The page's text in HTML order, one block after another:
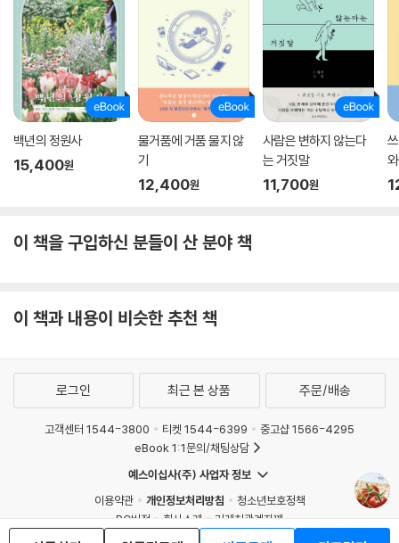
백년의 정원사
15,400원
물거품에 거품 물지 않
기
12,400원
사람은 변하지 않는다
는 거짓말
11,700원
이 책을 구입하신 분들이 산 분야 책
이 책과 내용이 비슷한 추천 책
로그인 최근 본 상품 주문/배송
고객센터 1544-3800 티켓 1544-6399
중고샵 1566-4295
eBook 1:1문의/채팅상담
예스이십사(주) 사업자 정보
이용약관
개인정보처리방침
청소년보호정책
PC버전
회사소개
거래처관계자께